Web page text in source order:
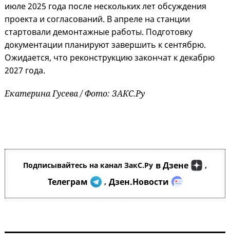
июле 2025 года после нескольких лет обсуждения
проекта и согласований. В апреле на станции
стартовали демонтажные работы. Подготовку
документации планируют завершить к сентябрю.
Ожидается, что реконструкцию закончат к декабрю
2027 года.
Екатерина Гусева / Фото: ЗАКС.Ру
Подписывайтесь на канал ЗакС.Ру в Дзене ,
Телеграм , Дзен.Новости